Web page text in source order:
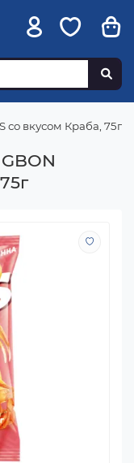
со вкусом Краба, 75г